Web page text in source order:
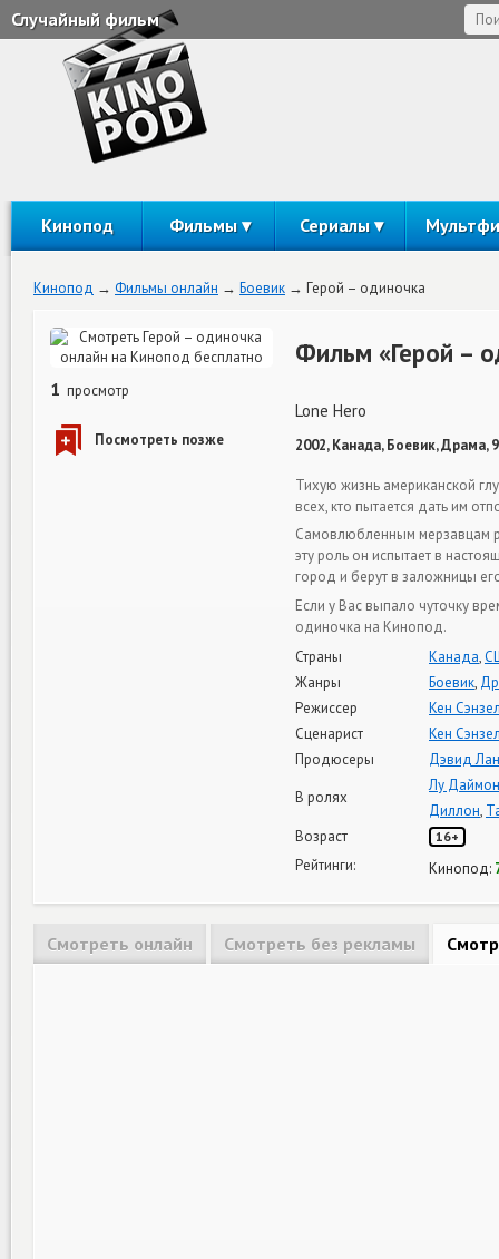
Случайный фильм
Кинопод Фильмы Сериалы
Кинопод Фильмы онлайн Боевик Герой – одиночка
1 просмотр
Фильм «Герой –
Lone Hero
2002, Канада, Боевик, Драма,
Тихую жизнь американской
всех, кто пытается дать им
Самовлюбленным мерзавцам
эту роль он испытает в
город и берут в заложницы
Если у Вас выпало чуточку
одиночка на Кинопод.
Страны
Канада,
Жанры
Боевик,
Режиссер
Кен
Сценарист
Кен
Продюсеры
Дэвид
В ролях
Лу
Диллон,
Возраст
16+
Рейтинги: Кинопод:
Смотреть онлайн Смотреть без рекламы